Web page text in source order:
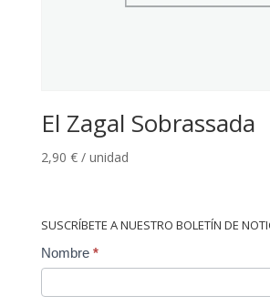
El Zagal Sobrassada
2,90 € / unidad
SUSCRÍBETE A NUESTRO BOLETÍN DE
Contact
Nombre *